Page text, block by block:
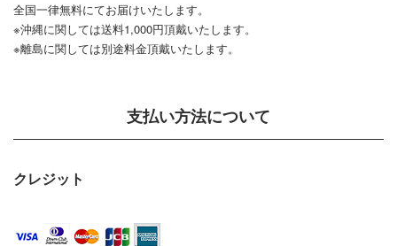
全国一律無料にてお届けいたします。
※沖縄に関しては送料1,000円頂戴いたします。
※離島に関しては別途料金頂戴いたします。
支払い方法について
クレジット